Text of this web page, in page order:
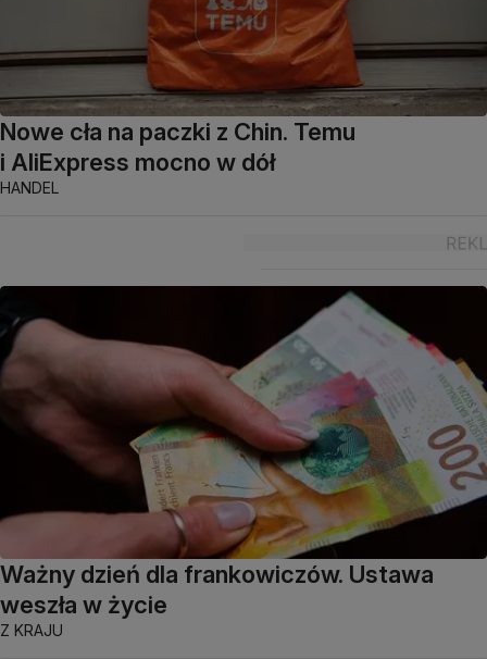
Nowe cła na paczki z Chin. Temu
i AliExpress mocno w dół
HANDEL
Ważny dzień dla frankowiczów. Ustawa
weszła w życie
Z KRAJU